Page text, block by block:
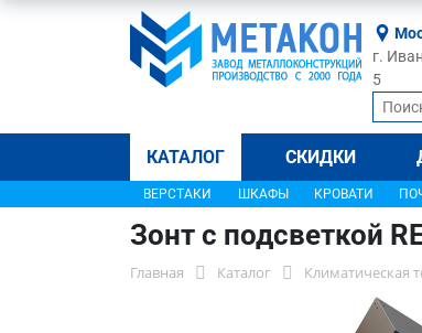
г.
5
КАТАЛОГ СКИДКИ
ВЕРСТАКИ ШКАФЫ КРОВАТИ
Зонт с подсветкой
Главная Каталог Климатическая